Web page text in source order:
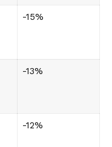
-15%
-13%
-12%